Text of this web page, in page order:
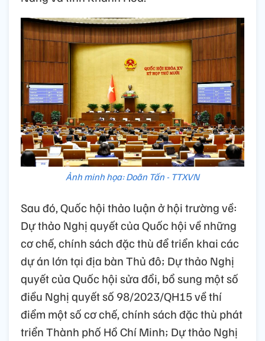
Ảnh minh họa: Doãn Tấn - TTXVN
Sau đó, Quốc hội thảo luận ở hội trường về:
Dự thảo Nghị quyết của Quốc hội về những
cơ chế, chính sách đặc thù để triển khai các
dự án lớn tại địa bàn Thủ đô; Dự thảo Nghị
quyết của Quốc hội sửa đổi, bổ sung một số
điều Nghị quyết số 98/2023/QH15 về thí
điểm một số cơ chế, chính sách đặc thù phát
triển Thành phố Hồ Chí Minh; Dự thảo Nghị